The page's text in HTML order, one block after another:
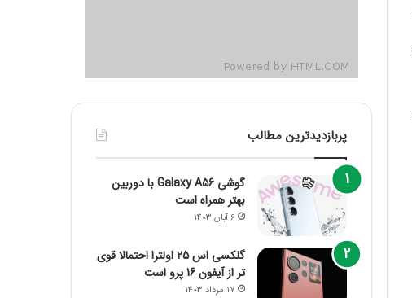
پربازدیدترین مطالب
گوشی Galaxy A56 با دوربین
بهتر همراه است
6 آبان 1403
گلکسی اس 25 اولترا احتمالا قوی
تر از آیفون 16 پرو است
17 مرداد 1403